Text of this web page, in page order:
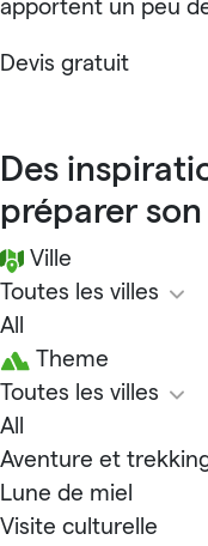
apportent un peu
Devis gratuit
Des
préparer
Ville
Toutes les villes
All
Theme
Toutes les villes
All
Aventure et
Lune de miel
Visite culturelle